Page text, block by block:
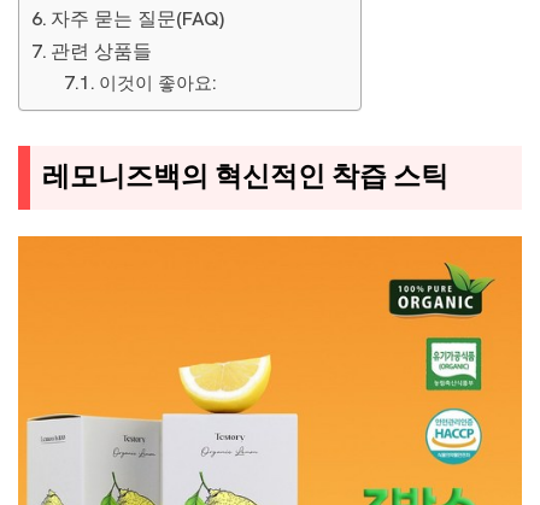
자주 묻는 질문(FAQ)
관련 상품들
이것이 좋아요:
레모니즈백의 혁신적인 착즙 스틱